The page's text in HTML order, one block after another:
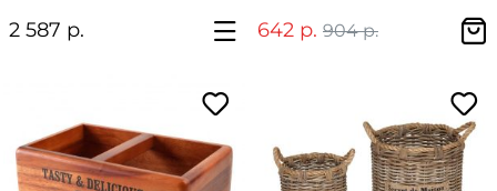
2 587 р. 642 р. 904 р.